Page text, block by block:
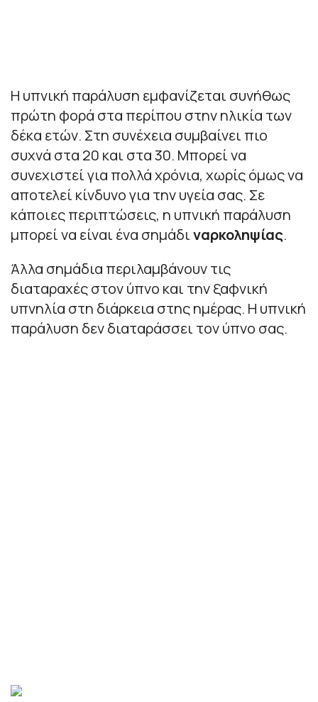
Η υπνική παράλυση εμφανίζεται συνήθως
πρώτη φορά στα περίπου στην ηλικία των
δέκα ετών. Στη συνέχεια συμβαίνει πιο
συχνά στα 20 και στα 30. Μπορεί να
συνεχιστεί για πολλά χρόνια, χωρίς όμως να
αποτελεί κίνδυνο για την υγεία σας. Σε
κάποιες περιπτώσεις, η υπνική παράλυση
μπορεί να είναι ένα σημάδιναρκοληψίας.
Άλλα σημάδια περιλαμβάνουν τις
διαταραχές στον ύπνο και την ξαφνική
υπνηλία στη διάρκεια στης ημέρας. Η υπνική
παράλυση δεν διαταράσσει τον ύπνο σας.